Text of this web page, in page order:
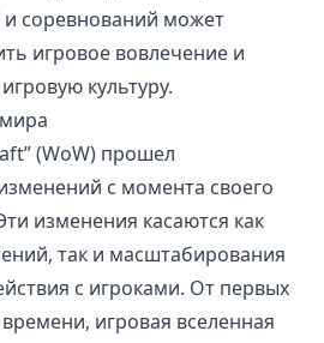
соревнований может
игровое вовлечение и
культуру.
(WoW) прошел
с момента своего
изменения касаются как
так и масштабирования
с игроками. От первых
игровая вселенная